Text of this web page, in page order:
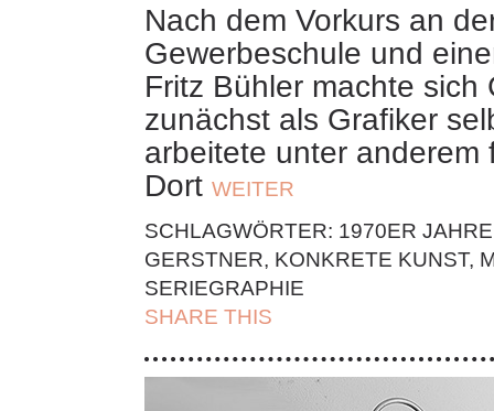
Nach dem Vorkurs an
Gewerbeschule und
Fritz Bühler machte sich
zunächst als Grafiker
arbeitete unter anderem
Dort WEITER
SCHLAGWÖRTER: 1970ER JAHRE
GERSTNER, KONKRETE KUNST,
SERIEGRAPHIE
SHARE THIS